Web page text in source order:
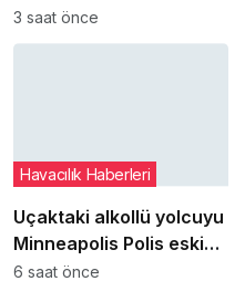
tedarikçisi oldu
3 saat önce
Uçaktaki alkollü yolcuyu
Minneapolis Polis eski
şefi ve iki polis memuru
Havacılık Haberleri
6 saat önce